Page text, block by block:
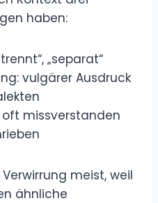
haben:
„separat“
vulgärer Ausdruck
missverstanden
meist, weil
ähnliche